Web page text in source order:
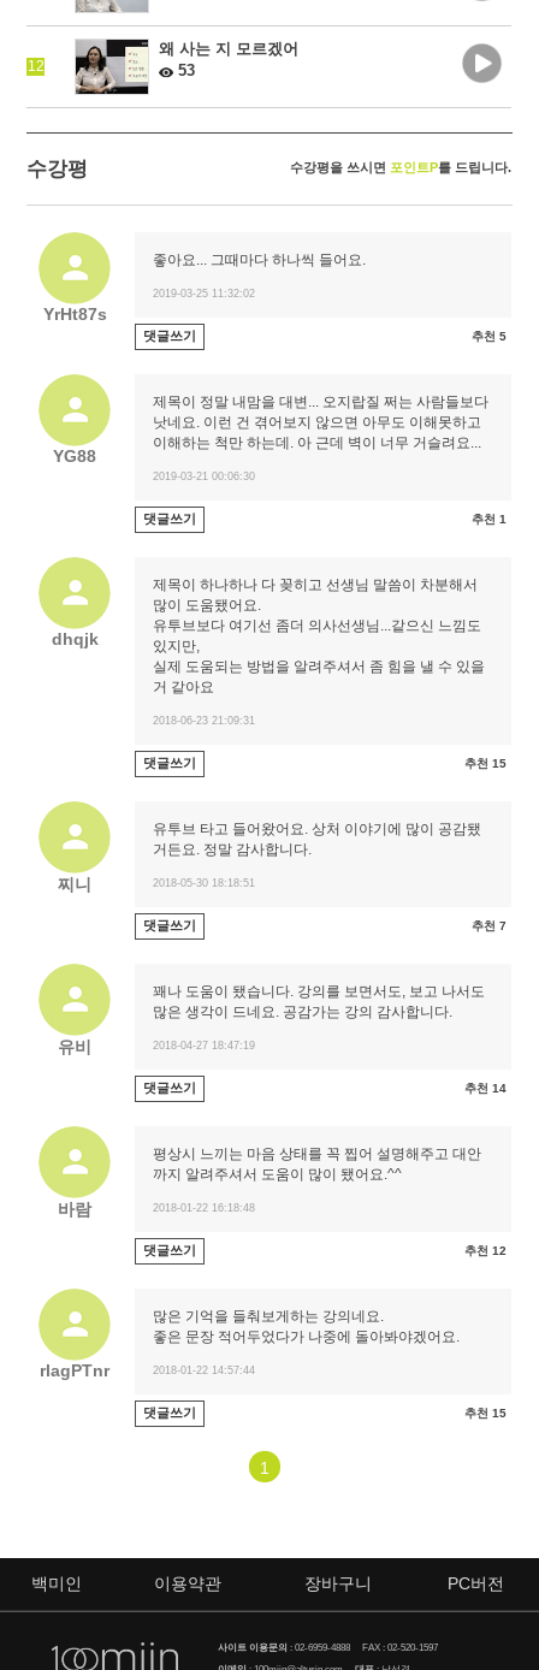
12
왜 사는 지 모르겠어
53
수강평 수강평을 쓰시면 포인트P를 드립니다.
YrHt87s
좋아요... 그때마다 하나씩 들어요.
2019-03-25 11:32:02
댓글쓰기 추천 5
YG88
제목이 정말 내맘을 대변... 오지랍질 쩌는 사람들보다
낫네요. 이런 건 겪어보지 않으면 아무도 이해못하고
이해하는 척만 하는데. 아 근데 벽이 너무 거슬려요...
2019-03-21 00:06:30
댓글쓰기 추천 1
dhqjk
제목이 하나하나 다 꽂히고 선생님 말씀이 차분해서
많이 도움됐어요.
유투브보다 여기선 좀더 의사선생님...같으신 느낌도
있지만,
실제 도움되는 방법을 알려주셔서 좀 힘을 낼 수 있을
거 같아요
2018-06-23 21:09:31
댓글쓰기 추천 15
찌니
유투브 타고 들어왔어요. 상처 이야기에 많이 공감됐
거든요. 정말 감사합니다.
2018-05-30 18:18:51
댓글쓰기 추천 7
유비
꽤나 도움이 됐습니다. 강의를 보면서도, 보고 나서도
많은 생각이 드네요. 공감가는 강의 감사합니다.
2018-04-27 18:47:19
댓글쓰기 추천 14
바람
평상시 느끼는 마음 상태를 꼭 찝어 설명해주고 대안
까지 알려주셔서 도움이 많이 됐어요.^^
2018-01-22 16:18:48
댓글쓰기 추천 12
rlagPTnr
많은 기억을 들춰보게하는 강의네요.
좋은 문장 적어두었다가 나중에 돌아봐야겠어요.
2018-01-22 14:57:44
댓글쓰기 추천 15
1
백미인 이용약관 장바구니 PC버전
사이트 이용문의 :02-6959-4888 FAX : 02-520-1597